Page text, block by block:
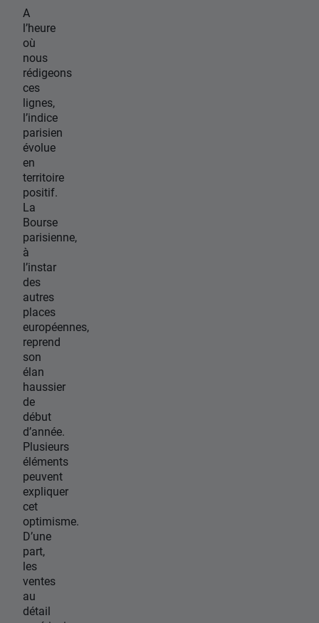
A
l’heure
où
nous
rédigeons
ces
lignes,
l’indice
parisien
évolue
en
territoire
positif.
La
Bourse
parisienne,
à
l’instar
des
autres
places
européennes,
reprend
son
élan
haussier
de
début
d’année.
Plusieurs
éléments
peuvent
expliquer
cet
optimisme.
D’une
part,
les
ventes
au
détail